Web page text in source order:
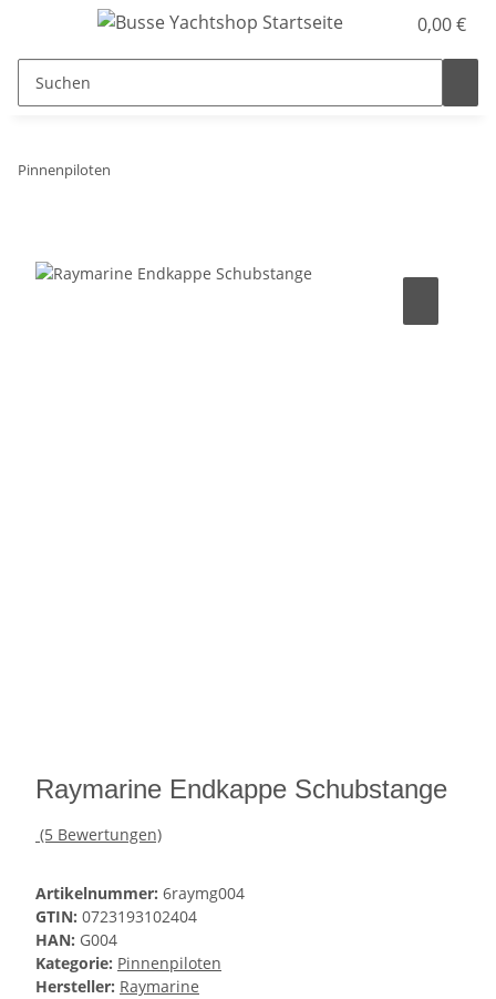
0,00 €
Pinnenpiloten
Raymarine Endkappe Schubstange
(5 Bewertungen)
Artikelnummer: 6raymg004
GTIN: 0723193102404
HAN: G004
Kategorie: Pinnenpiloten
Hersteller: Raymarine